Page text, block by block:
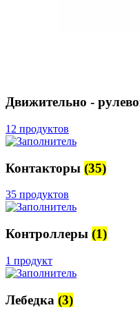
Движительно -
12 продуктов
Контакторы (35)
35 продуктов
Контроллеры (1)
1 продукт
Лебедка (3)